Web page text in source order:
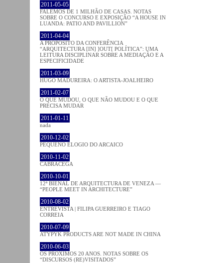
2011-05-05
FALEMOS DE 1 MILHÃO DE CASAS. NOTAS
SOBRE O CONCURSO E EXPOSIÇÃO “A HOUSE IN
LUANDA: PATIO AND PAVILLION”
2011-04-04
A PROPÓSITO DA CONFERÊNCIA
“ARQUITECTURA [IN] ]OUT[ POLÍTICA”: UMA
LEITURA DISCIPLINAR SOBRE A MEDIAÇÃO E A
ESPECIFICIDADE
2011-03-09
HUGO MADUREIRA: O ARTISTA-JOALHEIRO
2011-02-07
O QUE MUDOU, O QUE NÃO MUDOU E O QUE
PRECISA MUDAR
2011-01-11
nada
2010-12-02
PEQUENO ELOGIO DO ARCAICO
2010-11-02
CABRACEGA
2010-10-01
12ª BIENAL DE ARQUITECTURA DE VENEZA —
“PEOPLE MEET IN ARCHITECTURE”
2010-08-02
ENTREVISTA | FILIPA GUERREIRO E TIAGO
CORREIA
2010-07-09
ATYPYK PRODUCTS ARE NOT MADE IN CHINA
2010-06-03
OS PRÓXIMOS 20 ANOS. NOTAS SOBRE OS
“DISCURSOS (RE)VISITADOS”